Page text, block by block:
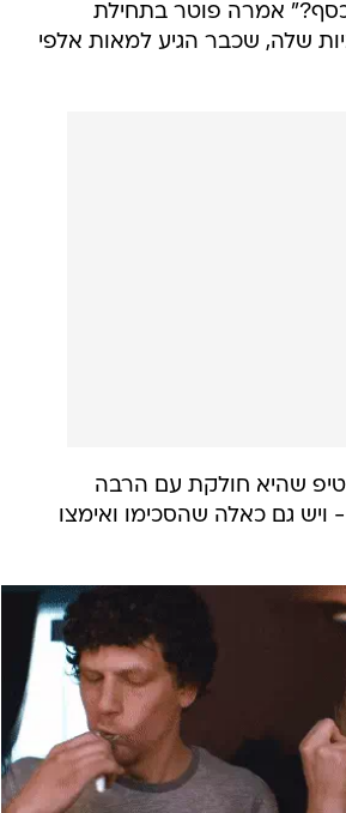
כסף?" אמרה פוטר בתחילת
בן 51 השניות שלה, שכבר הגיע למאות אלפי
שהיא חולקת עם הרבה
גם כאלה שהסכימו ואימצו